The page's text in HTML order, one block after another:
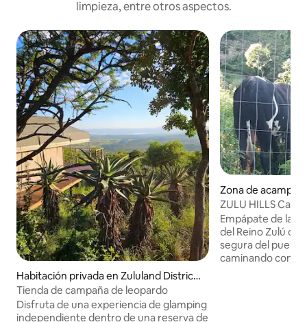
limpieza, entre otros aspectos.
Habitación privada en Zululand District
Municipality
Tienda de campaña de leopardo
Disfruta de una experiencia de glamping
independiente dentro de una reserva de
Zona de acampar
Municipality
ZULU HILLS
Empápate de las
del Reino Zulú
segura del
caminando con